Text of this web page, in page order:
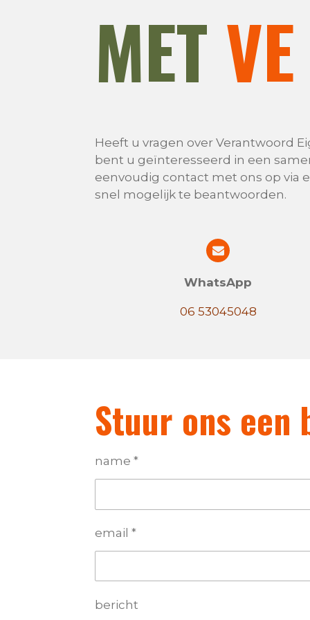
METVE
Heeft u vragen over Verantwoord
bent u geïnteresseerd in een
eenvoudig contact met ons op via
snel mogelijk te beantwoorden.
WhatsApp
06 53045048
Stuur ons een
name *
email *
bericht